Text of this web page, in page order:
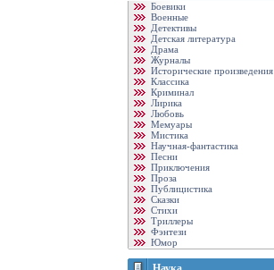
Боевики
Военные
Детективы
Детская литература
Драма
Журналы
Исторические произведения
Классика
Криминал
Лирика
Любовь
Мемуары
Мистика
Научная-фантастика
Песни
Приключения
Проза
Публицистика
Сказки
Стихи
Триллеры
Фэнтези
Юмор